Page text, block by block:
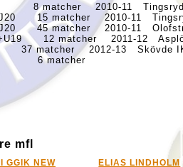
8 matcher 2010-11
15 matcher 2010-11
45 matcher 2010-11
12 matcher 2011-12
37 matcher 2012-13
6 matcher
mfl
ELIAS LINDHOLM